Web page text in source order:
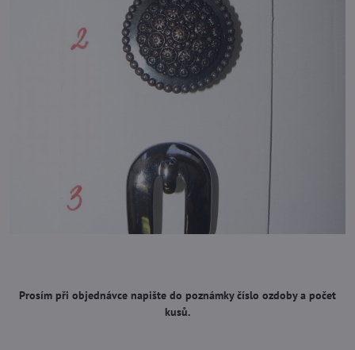
Prosím při objednávce napište do poznámky číslo ozdoby a počet
kusů.